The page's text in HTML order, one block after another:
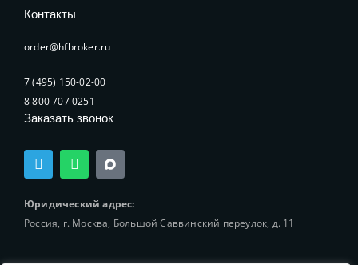
Контакты
order@hfbroker.ru
7 (495) 150-02-00
8 800 707 0251
Заказать звонок
T
e
l
e
g
r
W
h
a
t
s
a
Юридический адрес:
Россия, г. Москва, Большой Саввинский переулок, д. 11